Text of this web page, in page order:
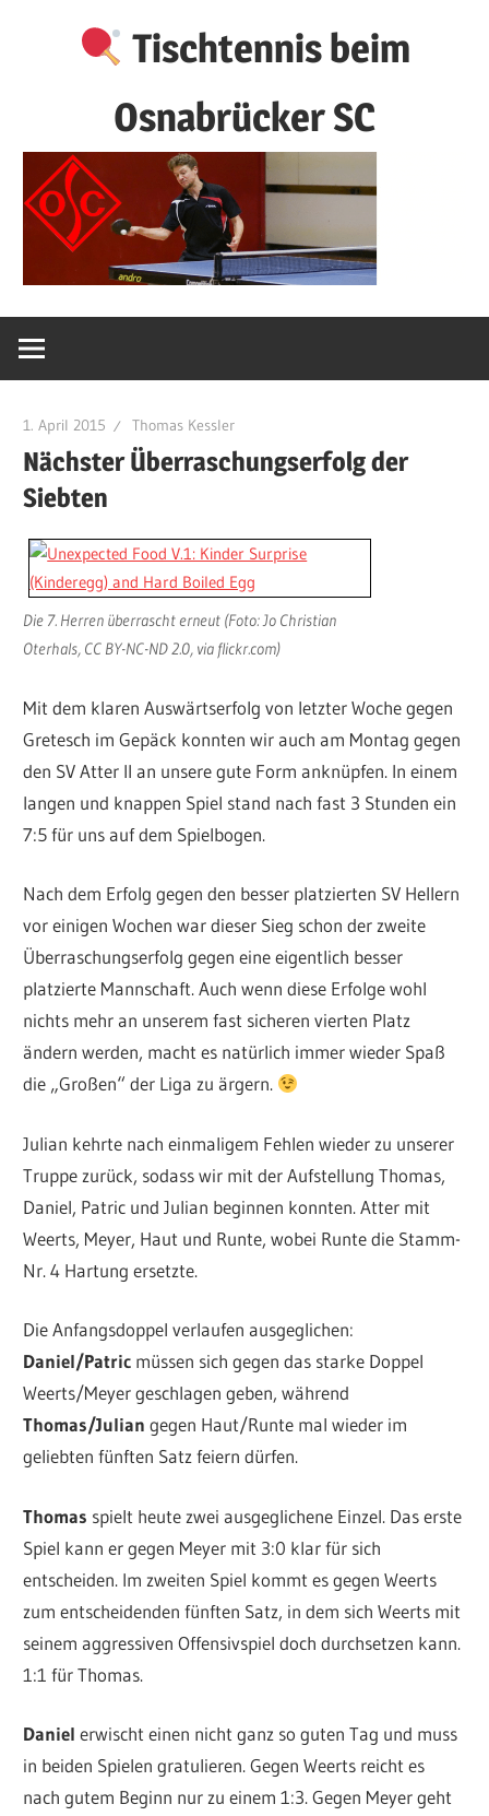
Tischtennis beim
Osnabrücker SC
1. April 2015 Thomas Kessler
Nächster Überraschungserfolg der
Siebten
Die 7. Herren überrascht erneut (Foto: Jo Christian
Oterhals, CC BY-NC-ND 2.0, via flickr.com)
Mit dem klaren Auswärtserfolg von letzter Woche gegen
Gretesch im Gepäck konnten wir auch am Montag gegen
den SV Atter II an unsere gute Form anknüpfen. In einem
langen und knappen Spiel stand nach fast 3 Stunden ein
7:5 für uns auf dem Spielbogen.
Nach dem Erfolg gegen den besser platzierten SV Hellern
vor einigen Wochen war dieser Sieg schon der zweite
Überraschungserfolg gegen eine eigentlich besser
platzierte Mannschaft. Auch wenn diese Erfolge wohl
nichts mehr an unserem fast sicheren vierten Platz
ändern werden, macht es natürlich immer wieder Spaß
die „Großen“ der Liga zu ärgern.
Julian kehrte nach einmaligem Fehlen wieder zu unserer
Truppe zurück, sodass wir mit der Aufstellung Thomas,
Daniel, Patric und Julian beginnen konnten. Atter mit
Weerts, Meyer, Haut und Runte, wobei Runte die Stamm-
Nr. 4 Hartung ersetzte.
Die Anfangsdoppel verlaufen ausgeglichen:
Daniel/Patric müssen sich gegen das starke Doppel
Weerts/Meyer geschlagen geben, während
Thomas/Julian gegen Haut/Runte mal wieder im
geliebten fünften Satz feiern dürfen.
Thomas spielt heute zwei ausgeglichene Einzel. Das erste
Spiel kann er gegen Meyer mit 3:0 klar für sich
entscheiden. Im zweiten Spiel kommt es gegen Weerts
zum entscheidenden fünften Satz, in dem sich Weerts mit
seinem aggressiven Offensivspiel doch durchsetzen kann.
1:1 für Thomas.
Daniel erwischt einen nicht ganz so guten Tag und muss
in beiden Spielen gratulieren. Gegen Weerts reicht es
nach gutem Beginn nur zu einem 1:3. Gegen Meyer geht